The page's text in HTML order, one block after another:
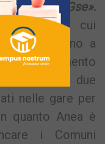
dal Gse».
tra cui
dove saranno a
efficientamento
Municipi: i due
nelle gare per
quanto Anea è
i Comuni